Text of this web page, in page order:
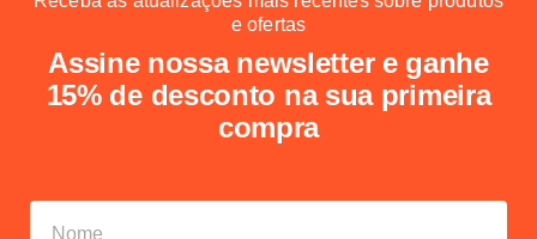
e ofertas
Assine nossa newsletter e ganhe
15% de desconto na sua primeira
compra